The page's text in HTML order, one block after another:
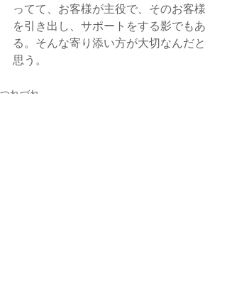
ってて、お客様が主役で、そのお客様
を引き出し、サポートをする影でもあ
る。そんな寄り添い方が大切なんだと
思う。
つれづれ